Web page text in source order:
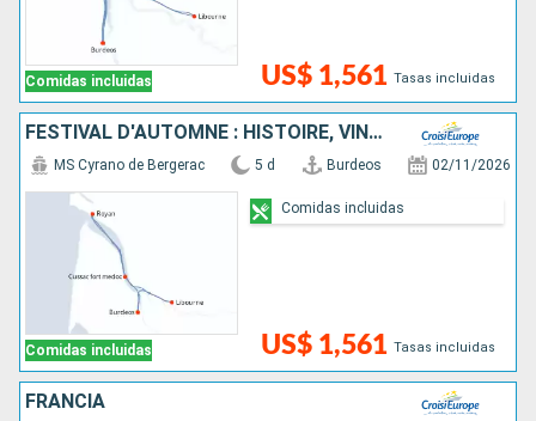
Comidas incluidas US$ 1,561 Tasas incluidas
FESTIVAL D'AUTOMNE : HISTOIRE, VINS ET PATRIMOINE DES FLEUVES DU SUD-OUEST
Comidas incluidas
MS Cyrano de Bergerac 5 d Burdeos 02/11/2026
US$ 1,561 Tasas incluidas
Comidas incluidas
FRANCIA